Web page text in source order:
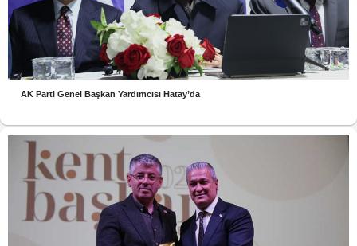
AK Parti Genel Başkan Yardımcısı Hatay’da